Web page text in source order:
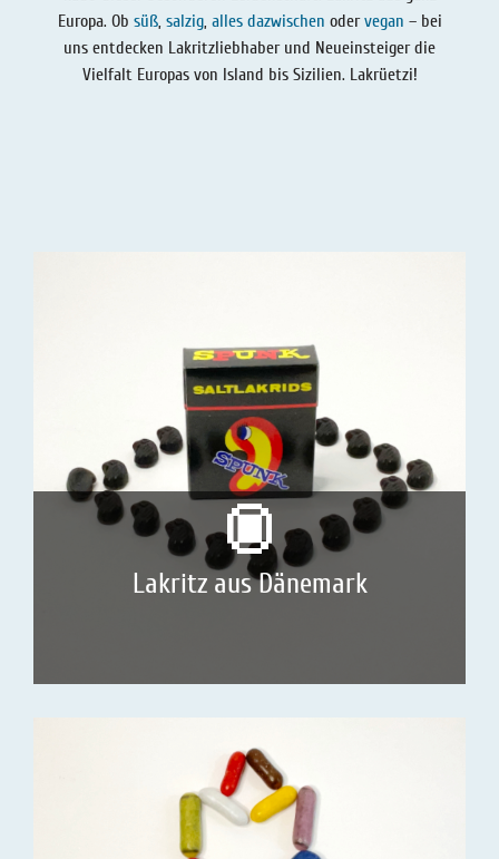
Lakritz - Gutschein
Salmiaklakritz
Lakritz - Geschichten
Europa. Ob süß, salzig, alles dazwischen odervegan – bei
uns entdecken Lakritzliebhaber und Neueinsteiger die
Vielfalt Europas von Island bis Sizilien. Lakrüetzi!
Lakritz aus Dänemark